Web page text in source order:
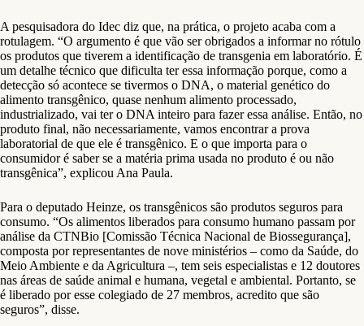
A pesquisadora do Idec diz que, na prática, o projeto acaba com a
rotulagem. “O argumento é que vão ser obrigados a informar no rótulo
os produtos que tiverem a identificação de transgenia em laboratório. É
um detalhe técnico que dificulta ter essa informação porque, como a
detecção só acontece se tivermos o DNA, o material genético do
alimento transgênico, quase nenhum alimento processado,
industrializado, vai ter o DNA inteiro para fazer essa análise. Então, no
produto final, não necessariamente, vamos encontrar a prova
laboratorial de que ele é transgênico. E o que importa para o
consumidor é saber se a matéria prima usada no produto é ou não
transgênica”, explicou Ana Paula.
Para o deputado Heinze, os transgênicos são produtos seguros para
consumo. “Os alimentos liberados para consumo humano passam por
análise da CTNBio [Comissão Técnica Nacional de Biossegurança],
composta por representantes de nove ministérios – como da Saúde, do
Meio Ambiente e da Agricultura –, tem seis especialistas e 12 doutores
nas áreas de saúde animal e humana, vegetal e ambiental. Portanto, se
é liberado por esse colegiado de 27 membros, acredito que são
seguros”, disse.